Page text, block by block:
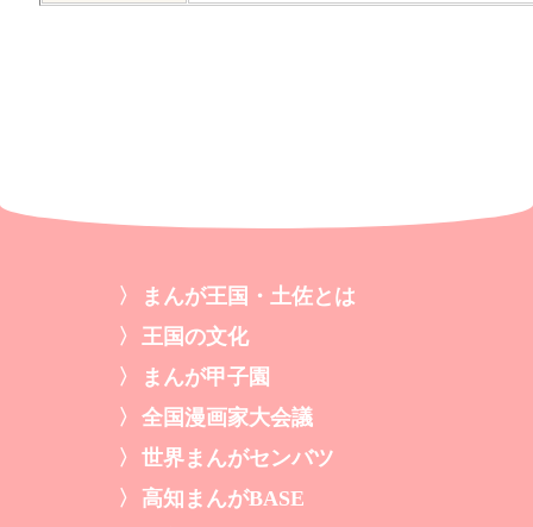
まんが王国・土佐とは
王国の文化
まんが甲子園
全国漫画家大会議
世界まんがセンバツ
高知まんがBASE